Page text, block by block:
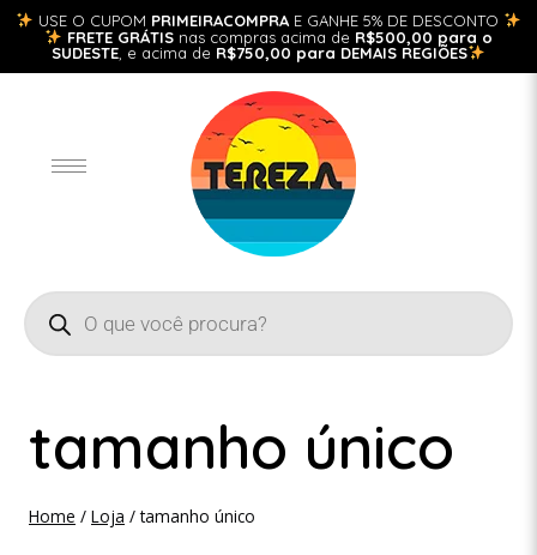
USE O CUPOM PRIMEIRACOMPRA E GANHE 5% DE DESCONTO
FRETE GRÁTISnas compras acima de R$500,00 para o
SUDESTE , e acima de R$750,00 para DEMAIS REGIÕES
tamanho único
Home / Loja / tamanho único